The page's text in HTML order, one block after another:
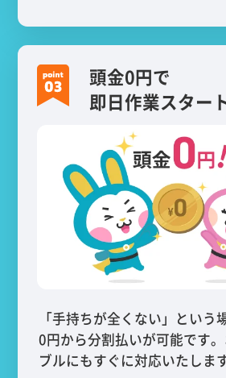
頭金0円で
即日作業スター
「手持ちが全くない」という
0円から分割払いが可能です
ブルにもすぐに対応いたします